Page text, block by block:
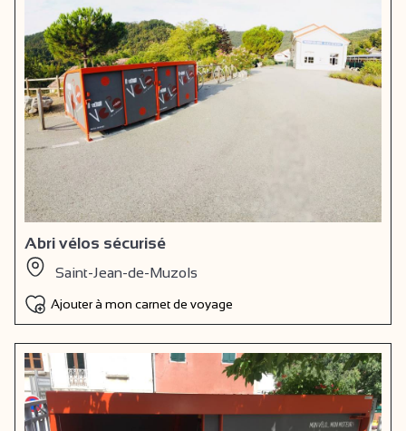
Abri vélos sécurisé
Saint-Jean-de-Muzols
Ajouter à mon carnet de voyage